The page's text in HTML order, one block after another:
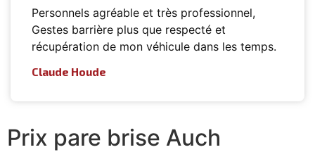
Personnels agréable et très professionnel,
Gestes barrière plus que respecté et
récupération de mon véhicule dans les temps.
Claude Houde
Prix pare brise Auch